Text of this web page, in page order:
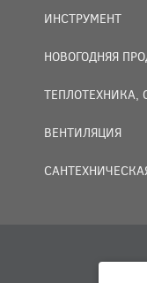
ИНСТРУМЕНТ
НОВОГОДНЯЯ
ТЕПЛОТЕХНИКА,
ВЕНТИЛЯЦИЯ